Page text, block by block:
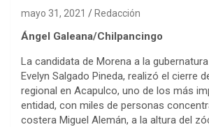
mayo 31, 2021 Redacción
Ángel Galeana/Chilpancingo
La candidata de Morena a la
Evelyn Salgado Pineda, realizó el cierre
regional en Acapulco, uno de los más
entidad, con miles de personas
costera Miguel Alemán, a la altura del